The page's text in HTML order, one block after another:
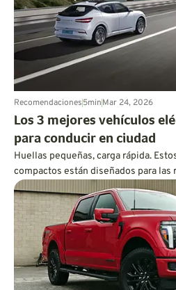
Recomendaciones5minMar 24, 2026
Los 3 mejores vehículos
para conducir en ciudad
Huellas pequeñas, carga rápida.
compactos están diseñados para las
incluidas las calles estrechas y la